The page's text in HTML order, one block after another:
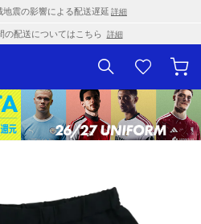
地震の影響による配送遅延 詳細
の配送についてはこちら 詳細